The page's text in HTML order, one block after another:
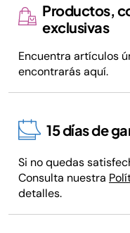
Productos,
exclusivas
Encuentra artículos
encontrarás aquí.
15 días de
Si no quedas
Consulta nuestra
detalles.